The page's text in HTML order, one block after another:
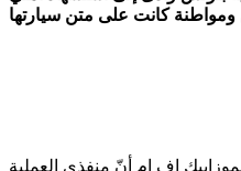
اف ام أنّ منفذي العملية